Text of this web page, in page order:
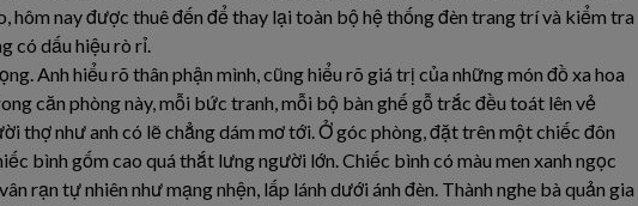
hôm nay được thuê đến để thay lại toàn bộ hệ thống đèn trang trí và kiểm tra
có dấu hiệu rò rỉ.
Anh hiểu rõ thân phận mình, cũng hiểu rõ giá trị của những món đồ xa hoa
căn phòng này, mỗi bức tranh, mỗi bộ bàn ghế gỗ trắc đều toát lên vẻ
thợ như anh có lẽ chẳng dám mơ tới. Ở góc phòng, đặt trên một chiếc đôn
bình gốm cao quá thắt lưng người lớn. Chiếc bình có màu men xanh ngọc
rạn tự nhiên như mạng nhện, lấp lánh dưới ánh đèn. Thành nghe bà quản gia